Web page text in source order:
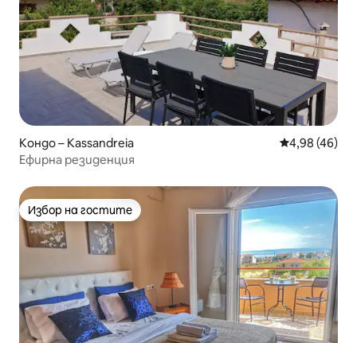
Кондо – Kassandreia Средна
4,98 (46)
Ефирна резиденция
Избор на гостите
Избор на гостите